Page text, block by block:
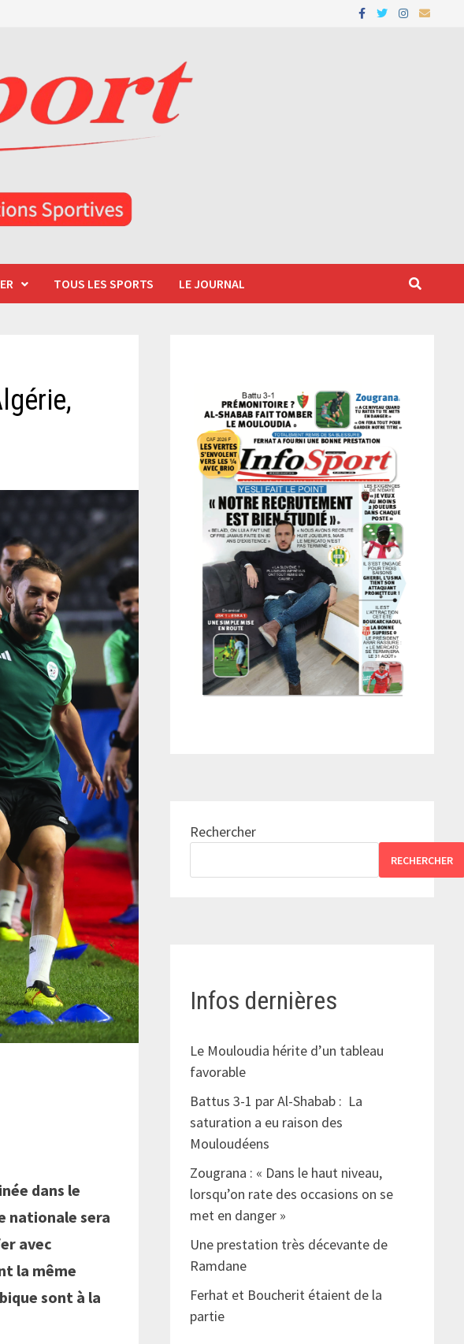
TOUS LES SPORTS LE JOURNAL
dans le
nationale sera
avec
la même
sont à la
Rechercher
RECHERCHER
Infos dernières
Le Mouloudia hérite d’un tableau
favorable
Battus 3-1 par Al-Shabab : La
saturation a eu raison des
Mouloudéens
Zougrana : « Dans le haut niveau,
lorsqu’on rate des occasions on se
met en danger »
Une prestation très décevante de
Ramdane
Ferhat et Boucherit étaient de la
partie